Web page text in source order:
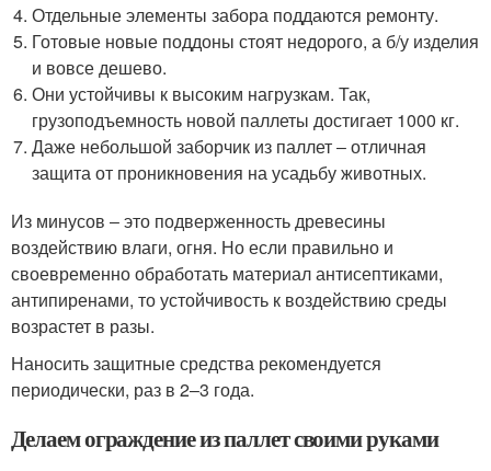
Отдельные элементы забора поддаются ремонту.
Готовые новые поддоны стоят недорого, а б/у изделия
и вовсе дешево.
Они устойчивы к высоким нагрузкам. Так,
грузоподъемность новой паллеты достигает 1000 кг.
Даже небольшой заборчик из паллет ‒ отличная
защита от проникновения на усадьбу животных.
Из минусов ‒ это подверженность древесины
воздействию влаги, огня. Но если правильно и
своевременно обработать материал антисептиками,
антипиренами, то устойчивость к воздействию среды
возрастет в разы.
Наносить защитные средства рекомендуется
периодически, раз в 2‒3 года.
Делаем ограждение из паллет своими руками